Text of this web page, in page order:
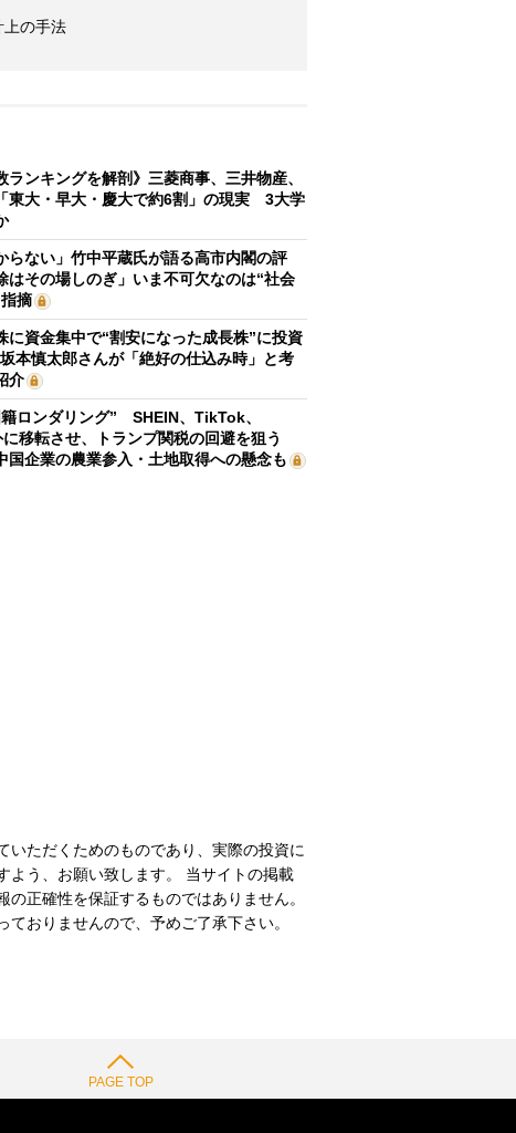
上の手法
ランキングを解剖》三菱商事、三井物産、
東大・早大・慶大で約6割」の現実 3大学
らない」竹中平蔵氏が語る高市内閣の評
その場しのぎ」いま不可欠なのは“社会
摘
に資金集中で“割安になった成長株”に投資
本慎太郎さんが「絶好の仕込み時」と考
介
ロンダリング” SHEIN、TikTok、
移転させ、トランプ関税の回避を狙う
国企業の農業参入・土地取得への懸念も
いただくためのものであり、実際の投資に
よう、お願い致します。 当サイトの掲載
正確性を保証するものではありません。
おりませんので、予めご了承下さい。
PAGE TOP